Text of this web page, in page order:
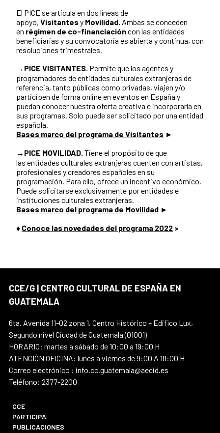
El PICE se articula en dos líneas de
apoyo, Visitantes y Movilidad. Ambas se conceden
en régimen de co-financiacióncon las entidades
beneficiarias y su convocatoria es abierta y continua, con
resoluciones trimestrales.
→PICE VISITANTES. Permite que los agentes y
programadores de entidades culturales extranjeras de
referencia, tanto públicas como privadas, viajen y/o
participen de forma online en eventos en España y
puedan conocer nuestra oferta creativa e incorporarla en
sus programas. Solo puede ser solicitado por una entidad
española.
Bases marco del programa de Visitantes ►
→PICE MOVILIDAD. Tiene el propósito de que
las entidades culturales extranjeras cuenten con artistas,
profesionales y creadores españoles en su
programación. Para ello, ofrece un incentivo económico.
Puede solicitarse exclusivamente por entidades e
instituciones culturales extranjeras.
Bases marco del programa de Movilidad ►
♦ Conoce las novedades del programa 2022 >
CCE/G | CENTRO CULTURAL DE ESPAÑA EN
GUATEMALA
6ta. Avenida 11-02 zona 1, Centro Histórico – Edifico Lux,
Segundo nivel Ciudad de Guatemala (01001)
HORARIO: martes a sábado de 10:00 a 19:00 H
ATENCIÓN OFICINA: lunes a viernes de 9:00 A 18:00 H
Correo electrónico : info.cc.guatemala@aecid.es
Teléfono: 2377-2200
CCE
PARTICIPA
PUBLICACIONES